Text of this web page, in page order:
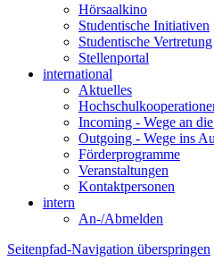
Hörsaalkino
Studentische Initiativen
Studentische Vertretung
Stellenportal
international
Aktuelles
Incoming - Wege an
Outgoing - Wege ins
Förderprogramme
Veranstaltungen
Kontaktpersonen
intern
An-/Abmelden
Seitenpfad-Navigation überspringen